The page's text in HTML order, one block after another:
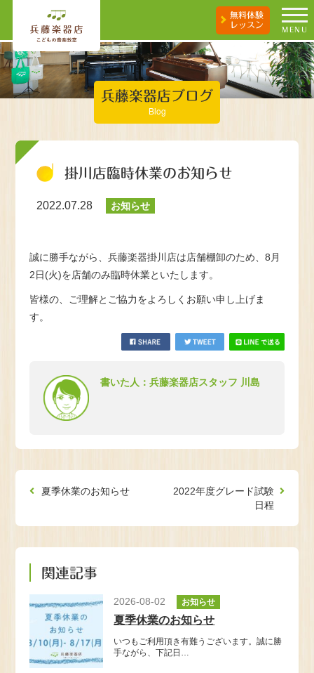
無料体験
レッスン
MENU
兵藤楽器店ブログ
Blog
掛川店臨時休業のお知らせ
2022.07.28 お知らせ
誠に勝手ながら、兵藤楽器掛川店は店舗棚卸のため、8月
2日(火)を店舗のみ臨時休業といたします。
皆様の、ご理解とご協力をよろしくお願い申し上げま
す。
書いた人：兵藤楽器店スタッフ 川島
夏季休業のお知らせ
2022年度グレード試験
日程
関連記事
2026-08-02 お知らせ
夏季休業のお知らせ
いつもご利用頂き有難うございます。誠に勝
手ながら、下記日…